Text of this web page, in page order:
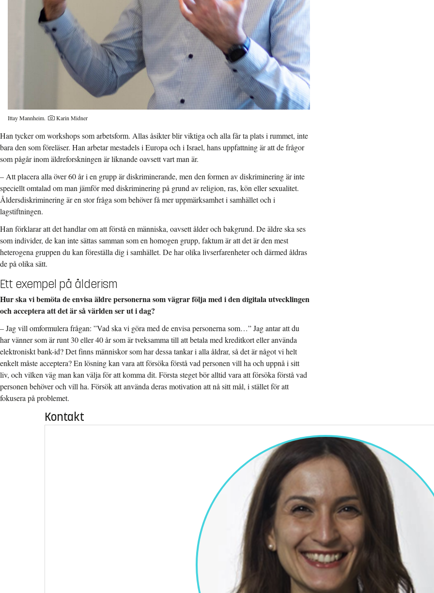
Ittay Mannheim. Fotograf:
Karin Midner
Han tycker om workshops som arbetsform. Allas åsikter blir viktiga och alla får ta plats i rummet, inte
bara den som föreläser. Han arbetar mestadels i Europa och i Israel, hans uppfattning är att de frågor
som pågår inom äldreforskningen är liknande oavsett vart man är.
– Att placera alla över 60 år i en grupp är diskriminerande, men den formen av diskriminering är inte
speciellt omtalad om man jämför med diskriminering på grund av religion, ras, kön eller sexualitet.
Åldersdiskriminering är en stor fråga som behöver få mer uppmärksamhet i samhället och i
lagstiftningen.
Han förklarar att det handlar om att förstå en människa, oavsett ålder och bakgrund. De äldre ska ses
som individer, de kan inte sättas samman som en homogen grupp, faktum är att det är den mest
heterogena gruppen du kan föreställa dig i samhället. De har olika livserfarenheter och därmed åldras
de på olika sätt.
Ett exempel på ålderism
Hur ska vi bemöta de envisa äldre personerna som vägrar följa med i den digitala utvecklingen
och acceptera att det är så världen ser ut i dag?
–Jag vill omformulera frågan: ”Vad ska vi göra med de envisa personerna som…” Jag antar att du
har vänner som är runt 30 eller 40 år som är tveksamma till att betala med kreditkort eller använda
elektroniskt bank-id? Det finns människor som har dessa tankar i alla åldrar, så det är något vi helt
enkelt måste acceptera? En lösning kan vara att försöka förstå vad personen vill ha och uppnå i sitt
liv, och vilken väg man kan välja för att komma dit. Första steget bör alltid vara att försöka förstå vad
personen behöver och vill ha. Försök att använda deras motivation att nå sitt mål, i stället för att
fokusera på problemet.
Kontakt